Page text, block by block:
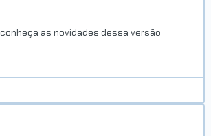
conheça as novidades dessa versão